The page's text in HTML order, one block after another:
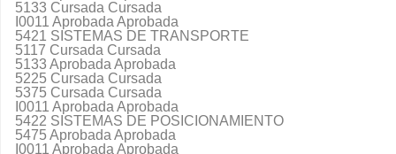
5133 Cursada Cursada
I0011 Aprobada Aprobada
5421 SISTEMAS DE TRANSPORTE
5117 Cursada Cursada
5133 Aprobada Aprobada
5225 Cursada Cursada
5375 Cursada Cursada
I0011 Aprobada Aprobada
5422 SISTEMAS DE POSICIONAMIENTO
5475 Aprobada Aprobada
I0011 Aprobada Aprobada